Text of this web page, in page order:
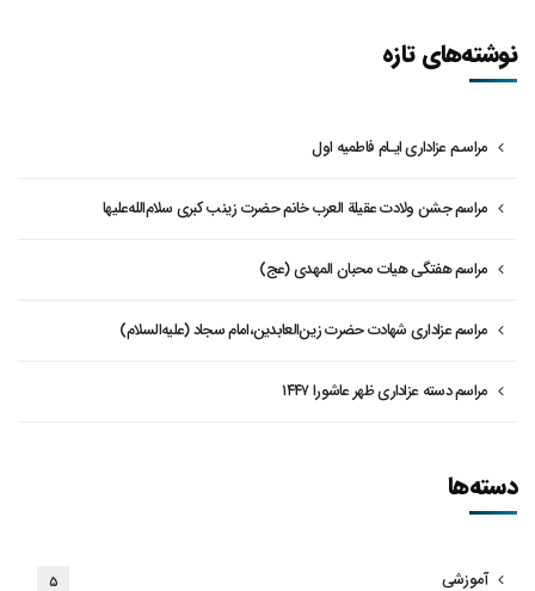
نوشته‌های تازه
مراسـم عزاداری ایـام فاطمیه اول
مراسم جشن ولادت عقیلة العرب خانم حضرت زینب کبری سلام‌الله‌علیها
مراسم هفتگی هیات محبان المهدی (عج)
مراسم عزاداری شهادت حضرت زین‌العابدین،امام سجاد (علیه‌السلام)
مراسم دسته عزاداری ظهر عاشورا ۱۴۴۷
دسته‌ها
آموزشی ۵